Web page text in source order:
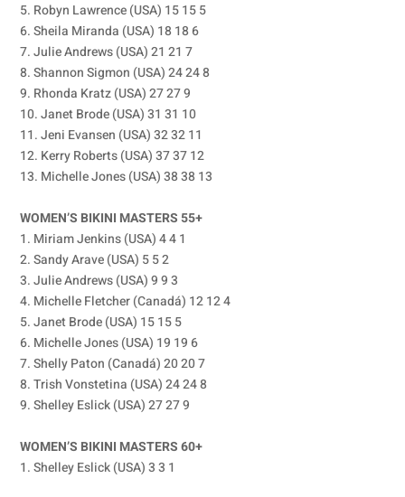
5. Robyn Lawrence (USA) 15 15 5
6. Sheila Miranda (USA) 18 18 6
7. Julie Andrews (USA) 21 21 7
8. Shannon Sigmon (USA) 24 24 8
9. Rhonda Kratz (USA) 27 27 9
10. Janet Brode (USA) 31 31 10
11. Jeni Evansen (USA) 32 32 11
12. Kerry Roberts (USA) 37 37 12
13. Michelle Jones (USA) 38 38 13
WOMEN’S BIKINI MASTERS 55+
1. Miriam Jenkins (USA) 4 4 1
2. Sandy Arave (USA) 5 5 2
3. Julie Andrews (USA) 9 9 3
4. Michelle Fletcher (Canadá) 12 12 4
5. Janet Brode (USA) 15 15 5
6. Michelle Jones (USA) 19 19 6
7. Shelly Paton (Canadá) 20 20 7
8. Trish Vonstetina (USA) 24 24 8
9. Shelley Eslick (USA) 27 27 9
WOMEN’S BIKINI MASTERS 60+
1. Shelley Eslick (USA) 3 3 1